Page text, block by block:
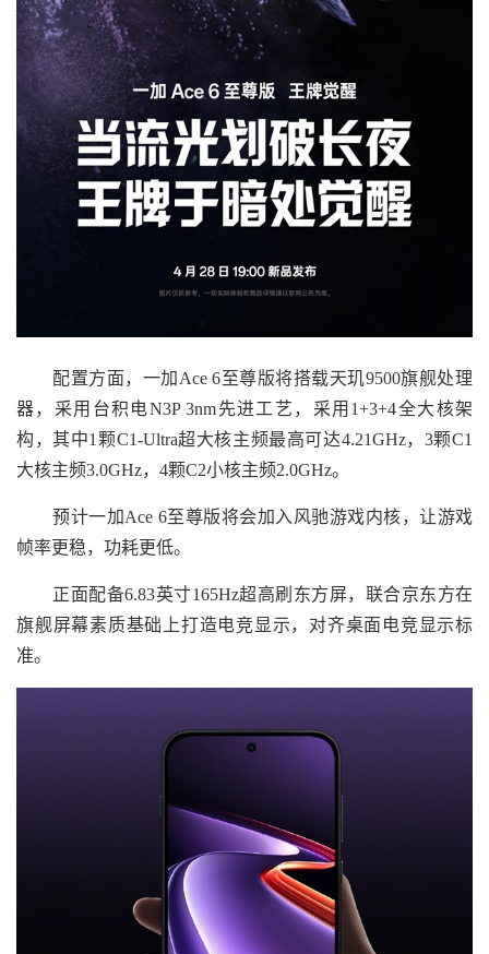
配置方面，一加Ace 6至尊版将搭载天玑9500旗舰处理
器，采用台积电N3P 3nm先进工艺，采用1+3+4全大核架
构，其中1颗C1-Ultra超大核主频最高可达4.21GHz，3颗C1
大核主频3.0GHz，4颗C2小核主频2.0GHz。
预计一加Ace 6至尊版将会加入风驰游戏内核，让游戏
帧率更稳，功耗更低。
正面配备6.83英寸165Hz超高刷东方屏，联合京东方在
旗舰屏幕素质基础上打造电竞显示，对齐桌面电竞显示标
准。